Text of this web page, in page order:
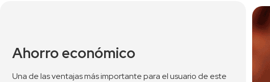
Ahorro económico
Una de las ventajas más importante para el usuario de este